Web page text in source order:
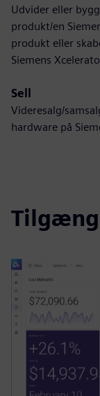
Udvider eller
produkt/en
produkt eller
Siemens
Sell
Videresalg/
hardware på